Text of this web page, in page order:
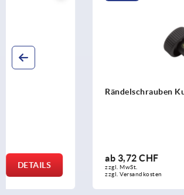
Rändelschrauben Kunststoff, antistatisch
3,72 CHF
zzgl. MwSt.
zzgl. Versandkosten